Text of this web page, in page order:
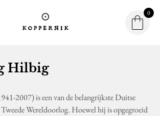
0
Hilbig
2007) is een van de belangrijkste Duitse
Tweede Wereldoorlog. Hoewel hij is opgegroeid